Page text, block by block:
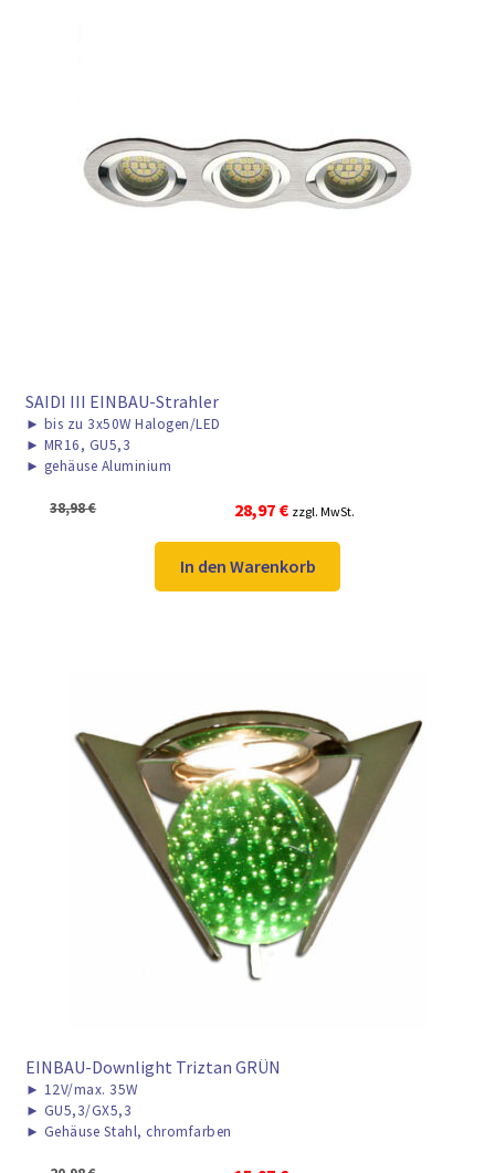
SAIDI III EINBAU-Strahler
► bis zu 3x50W Halogen/LED
► MR16, GU5,3
► gehäuse Aluminium
38,98€
Ursprünglicher
Preis
war:
38,98 €
28,97 €Aktueller
Preis
ist:
28,97 €.
zzgl. MwSt.
In den Warenkorb
EINBAU-Downlight Triztan GRÜN
► 12V/max. 35W
► GU5,3/GX5,3
► Gehäuse Stahl, chromfarben